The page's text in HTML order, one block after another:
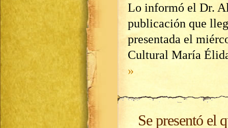
Lo informó el Dr.
publicación que
presentada el
Cultural María
»
Se presentó el